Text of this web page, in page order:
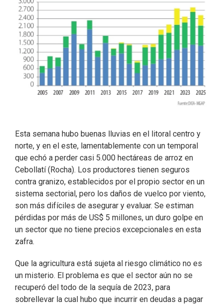
Esta semana hubo buenas lluvias en el litoral centro y
norte, y en el este, lamentablemente con un temporal
que echó a perder casi 5.000 hectáreas de arroz en
Cebollatí (Rocha). Los productores tienen seguros
contra granizo, establecidos por el propio sector en un
sistema sectorial, pero los daños de vuelco por viento,
son más difíciles de asegurar y evaluar. Se estiman
pérdidas por más de US$ 5 millones, un duro golpe en
un sector que no tiene precios excepcionales en esta
zafra.
Que la agricultura está sujeta al riesgo climático no es
un misterio. El problema es que el sector aún no se
recuperó del todo de la sequía de 2023, para
sobrellevar la cual hubo que incurrir en deudas a pagar